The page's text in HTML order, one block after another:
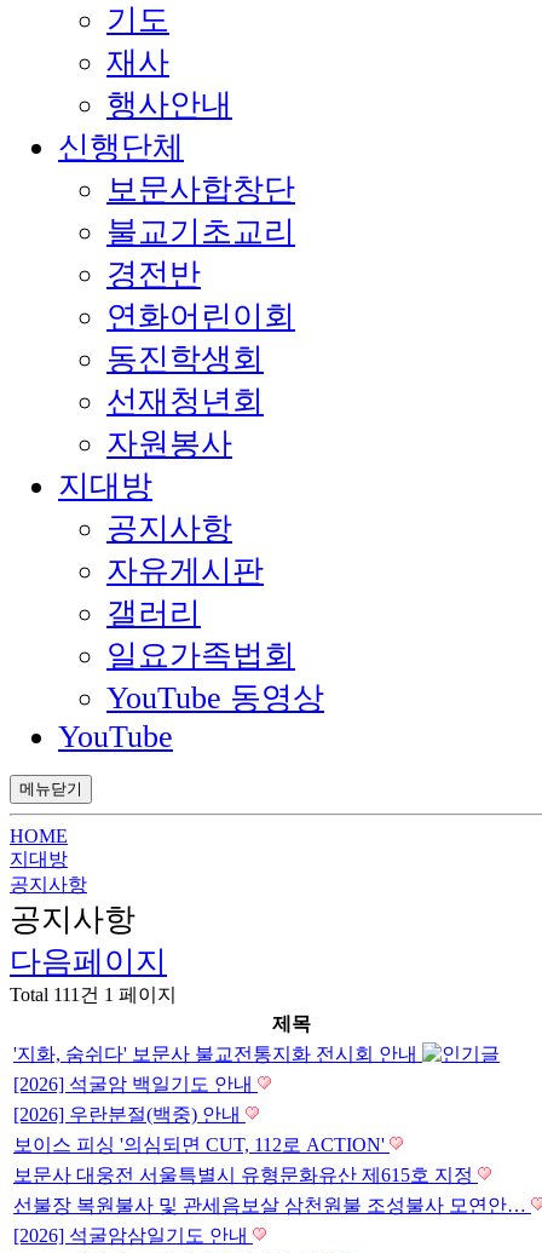
기도
재사
행사안내
신행단체
보문사합창단
불교기초교리
경전반
연화어린이회
동진학생회
선재청년회
자원봉사
지대방
공지사항
자유게시판
갤러리
일요가족법회
YouTube 동영상
YouTube
메뉴닫기
HOME
지대방
공지사항
공지사항
다음페이지
Total 111건 1 페이지
제목
'지화, 숨쉬다' 보문사 불교전통지화 전시회 안내
[2026] 석굴암 백일기도 안내
[2026] 우란분절(백중) 안내
보이스 피싱 '의심되면 CUT, 112로 ACTION'
보문사 대웅전 서울특별시 유형문화유산 제615호 지정
선불장 복원불사 및 관세음보살 삼천원불 조성불사 모연안…
[2026] 석굴암삼일기도 안내